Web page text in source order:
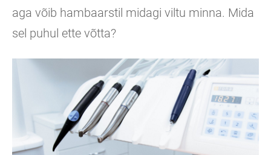
aga võib hambaarstil midagi viltu minna. Mida
sel puhul ette võtta?